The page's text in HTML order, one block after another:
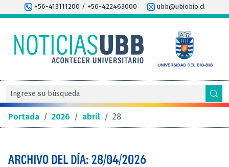
+56-413111200 / +56-422463000 ubb@ubiobio.cl
Portada / 2026 / abril / 28
ARCHIVO DEL DÍA: 28/04/2026